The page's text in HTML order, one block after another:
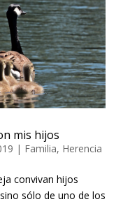
mis hijos
| Familia, Herencia
convivan hijos
sólo de uno de los